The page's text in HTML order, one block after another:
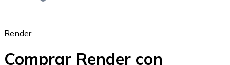
Render
Comprar Render con